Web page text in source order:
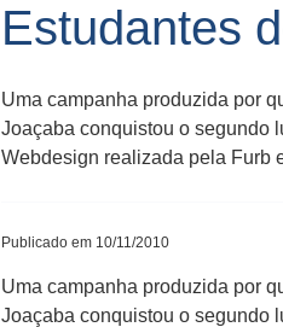
Estudantes
Uma campanha produzida por
Joaçaba conquistou o segundo
Webdesign realizada pela Furb
Publicado em 10/11/2010
Uma campanha produzida por
Joaçaba conquistou o segundo